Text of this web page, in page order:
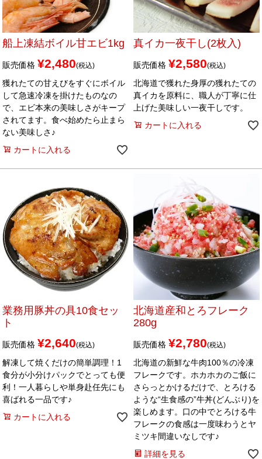
船上凍結ボイル甘エビ1kg
販売価格 ¥2,480 税込
獲れたての甘えびをすぐにボイル
して急速冷凍を掛けたものなの
で、エビ本来の美味しさがキープ
されてます。食べ始めたら止まら
ない美味しさ♪
カートに入れる
真イカ一夜干し(2枚入)
販売価格 ¥2,580 税込
北海道で獲れた身厚の獲れたての
真イカを原料に、職人が丁寧に仕
上げた美味しい一夜干しです。
カートに入れる
業務用豚丼の具10食セッ
ト
販売価格 ¥2,640 税込
解凍して焼くだけの簡単調理！1
食分が小分けパックでとっても便
利！一人暮らしや単身赴任先にも
喜ばれる一品です♪
カートに入れる
北海道産和とろフレーク
280g
販売価格 ¥2,780 税込
北海道の新鮮な牛肉100％の冷凍
フレークです。ホカホカのご飯に
さらっとかけるだけで、とろける
ような“生食感の”牛丼(どんぶり)を
楽しめます。口の中でとろける牛
フレークの食感は一度味わうとヤ
ミツキ間違いなしです♪
詳細を見る